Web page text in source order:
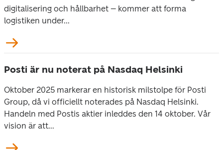
digitalisering och hållbarhet – kommer att forma
logistiken under...
Posti är nu noterat på Nasdaq Helsinki
Oktober 2025 markerar en historisk milstolpe för Posti
Group, då vi officiellt noterades på Nasdaq Helsinki.
Handeln med Postis aktier inleddes den 14 oktober. Vår
vision är att...